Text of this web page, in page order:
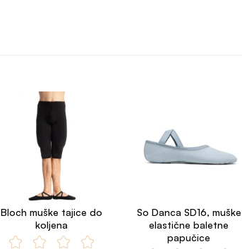
Bloch muške tajice do
koljena
So Danca SD16, muške
elastične baletne
papučice